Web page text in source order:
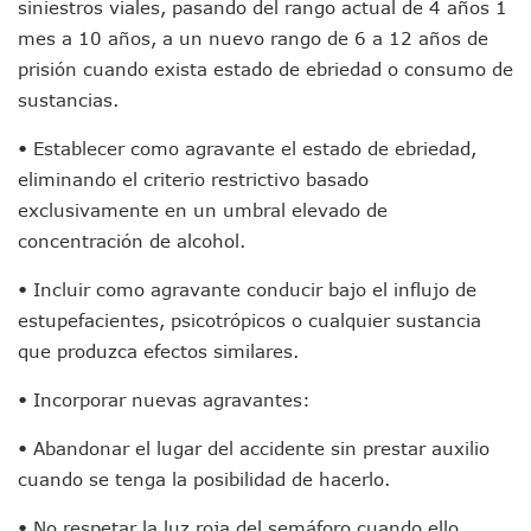
Accidente Fatal En La Autopista Guadalajara–Tepic Deja
Ra Aguilar Fortalece La Transformación Desde Las
Aparecen Vivos Los Tres Estudiantes Desaparecidos De
Juan Carlos Castro Visitó La Colonia Cristóbal Colón
Puente Amado Nervo Avanza En Un 80%, ¿se Abrirá Este
C5 Jalisco Recupera Vehículo Robado De Puerto Vallarta
Lamenta Demolición De Finca Tradicional El Colegio De
Alejandro, Julión Y Alfredito Darán Magna Serenata En La
Recuerdan Contingencia Del Marigalante Con
Vallarta Destaca En Competitividad Urbana Por Turismo,
IDEFT Y Hotel De Puerto Vallarta Acuerdan Programa
PAN Vallarta Distribuye 40 Paquetes De Artículos De
Convocan A Exposición Fotográfica Sobre El “domingo
Temporal De Lluvias Mantienen En Alerta A Vallarta;
siniestros viales, pasando del rango actual de 4 años 1
mes a 10 años, a un nuevo rango de 6 a 12 años de
prisión cuando exista estado de ebriedad o consumo de
sustancias.
• Establecer como agravante el estado de ebriedad,
eliminando el criterio restrictivo basado
exclusivamente en un umbral elevado de
concentración de alcohol.
• Incluir como agravante conducir bajo el influjo de
estupefacientes, psicotrópicos o cualquier sustancia
que produzca efectos similares.
• Incorporar nuevas agravantes:
• Abandonar el lugar del accidente sin prestar auxilio
cuando se tenga la posibilidad de hacerlo.